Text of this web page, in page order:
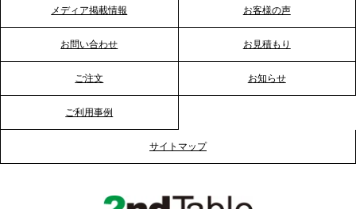
2026.1.20
ーションを活性化
2025.12.12
事提供を実施へ
メディア掲載情報 お客様の声
お問い合わせ お見積もり
ご注文 お知らせ
ご利用事例
サイトマップ